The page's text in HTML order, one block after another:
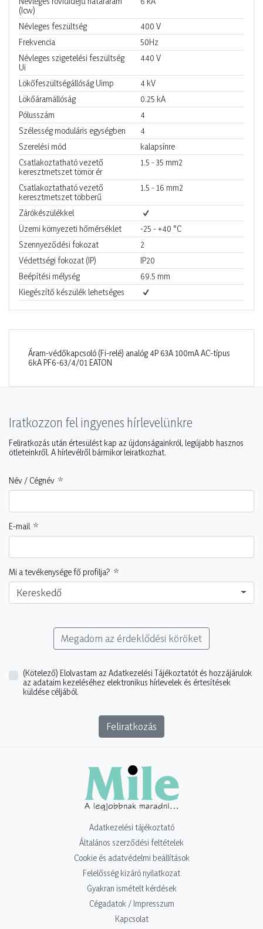
(Icw)
Névleges feszültség 400 V
Frekvencia
50Hz
Névleges szigetelési feszültség
Ui
440 V
Lökőfeszültségállóság Uimp 4 kV
Lökőáramállóság
0.25 kA
Pólusszám
4
Szélesség moduláris egységben
4
Szerelési mód
kalapsínre
Csatlakoztatható vezető
keresztmetszet tömör ér
1.5 - 35 mm2
Csatlakoztatható vezető
keresztmetszet többerű
1.5 - 16 mm2
Zárókészülékkel
Üzemi környezeti hőmérséklet
-25 - +40 °C
Szennyeződési fokozat
2
Védettségi fokozat (IP)
IP20
Beépítési mélység
69.5 mm
Kiegészítő készülék lehetséges
Áram-védőkapcsoló (Fi-relé) analóg 4P 63A 100mA AC-típus
6kA PF6-63/4/01 EATON
Iratkozzon fel ingyenes hírlevelünkre
Feliratkozás után értesülést kap az újdonságainkról, legújabb hasznos
ötleteinkről. A hírlevélről bármikor leiratkozhat.
Név / Cégnév
E-mail
Mi a tevékenysége fő profilja?
Kereskedő
Megadom az érdeklődési köröket
(Kötelező) Elolvastam az Adatkezelési Tájékoztatót és hozzájárulok
az adataim kezeléséhez elektronikus hírlevelek és értesítések
küldése céljából.
Feliratkozás
Adatkezelési tájékoztató
Általános szerződési feltételek
Cookie és adatvédelmi beállítások
Felelősség kizáró nyilatkozat
Gyakran ismételt kérdések
Cégadatok / Impresszum
Kapcsolat